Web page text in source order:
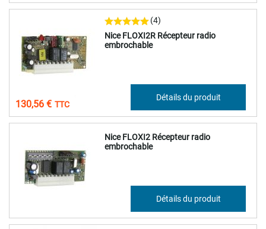
Nice FLOXI2R Récepteur radio
embrochable
(4)
130,56 €
Détails du produit
Nice FLOXI2 Récepteur radio
embrochable
Détails du produit